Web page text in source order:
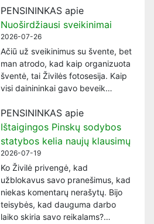
PENSININKAS apie
Nuoširdžiausi sveikinimai
2026-07-26
Ačiū už sveikinimus su švente, bet
man atrodo, kad kaip organizuota
šventė, tai Živilės fotosesija. Kaip
visi dainininkai gavo beveik…
PENSININKAS apie
Ištaigingos Pinskų sodybos
statybos kelia naujų klausimų
2026-07-19
Ko Živilė privengė, kad
užblokavus savo pranešimus, kad
niekas komentarų nerašytų. Bijo
teisybės, kad dauguma darbo
laiko skiria savo reikalams?…